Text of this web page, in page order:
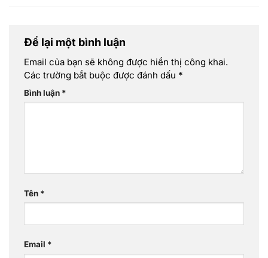
Để lại một bình luận
Email của bạn sẽ không được hiển thị công khai.
Các trường bắt buộc được đánh dấu *
Bình luận *
Tên *
Email *